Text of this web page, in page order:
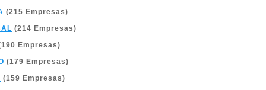
(215 Empresas)
(214 Empresas)
Empresas)
(179 Empresas)
(159 Empresas)